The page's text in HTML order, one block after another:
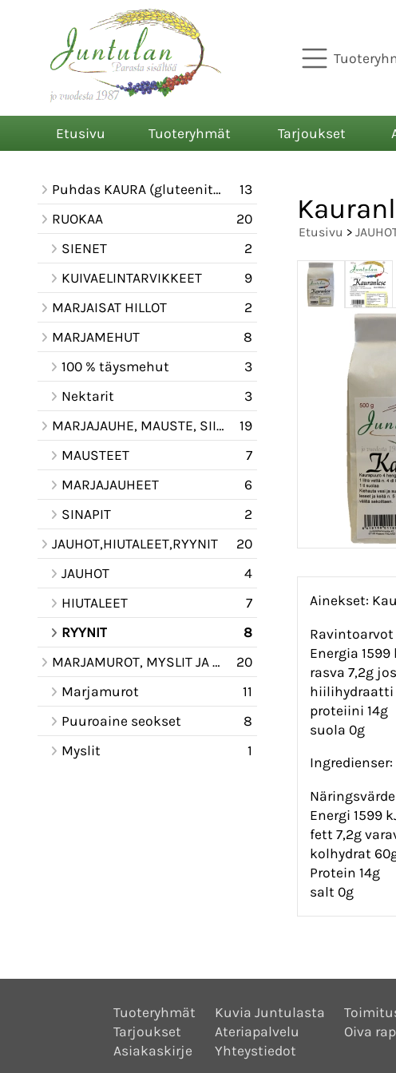
Etusivu Tuoteryhmät Tarjoukset
Puhdas KAURA (gluteeniton)
13
RUOKAA
20
SIENET
2
KUIVAELINTARVIKKEET
9
MARJAISAT HILLOT
2
MARJAMEHUT
8
100 % täysmehut
3
Nektarit
3
MARJAJAUHE, MAUSTE, SIIRAPPI KASTIKE
19
MAUSTEET
7
MARJAJAUHEET
6
SINAPIT
2
JAUHOT,HIUTALEET,RYYNIT
20
JAUHOT
4
HIUTALEET
7
RYYNIT
8
MARJAMUROT, MYSLIT JA PUUROAINESEOKSET
20
Marjamurot
11
Puuroaine seokset
8
Myslit
1
Etusivu >
Ainekset:
Ravintoarvot
Energia
rasva 7,2g
hiilihydraatti
proteiini 14g
suola 0g
Ingredienser:
Näringsvärde
Energi 1599
fett 7,2g
kolhydrat
Protein 14g
salt 0g
Tuoteryhmät
Tarjoukset
Asiakaskirje
Kuvia Juntulasta
Ateriapalvelu
Yhteystiedot
Oiva